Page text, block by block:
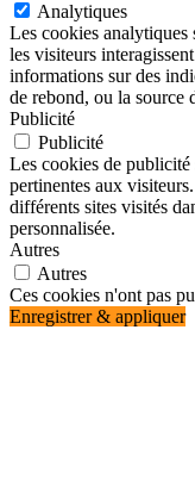
Analytiques
Les cookies analytiques
les visiteurs
informations sur des
de rebond, ou la source
Publicité
Publicité
Les cookies de
pertinentes aux
différents sites visités
personnalisée.
Autres
Autres
Ces cookies n'ont pas
Enregistrer & appliquer